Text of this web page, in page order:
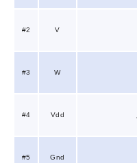
#2 V
#3 W
#4 Vdd
#5 Gnd